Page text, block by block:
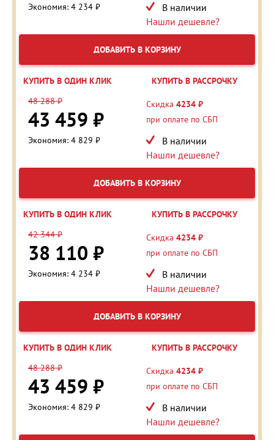
Экономия: 4 234 ₽
В наличии
Нашли дешевле?
ДОБАВИТЬ В КОРЗИНУ
КУПИТЬ В ОДИН КЛИК
КУПИТЬ В РАССРОЧКУ
48 288 ₽
43 459 ₽
Экономия: 4 829 ₽
Скидка 4234 ₽
при оплате по СБП
В наличии
Нашли дешевле?
ДОБАВИТЬ В КОРЗИНУ
КУПИТЬ В ОДИН КЛИК
КУПИТЬ В РАССРОЧКУ
42 344 ₽
38 110 ₽
Экономия: 4 234 ₽
Скидка 4234 ₽
при оплате по СБП
В наличии
Нашли дешевле?
ДОБАВИТЬ В КОРЗИНУ
КУПИТЬ В ОДИН КЛИК
КУПИТЬ В РАССРОЧКУ
48 288 ₽
43 459 ₽
Экономия: 4 829 ₽
Скидка 4234 ₽
при оплате по СБП
В наличии
Нашли дешевле?